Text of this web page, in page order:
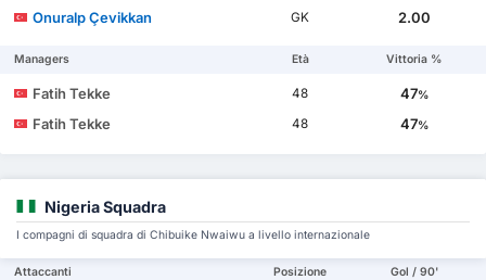
Onuralp Çevikkan
GK 2.00
Managers Età Vittoria %
Fatih Tekke 48 47%
Fatih Tekke 48 47%
Nigeria Squadra
I compagni di squadra di Chibuike Nwaiwu a livello internazionale
Attaccanti Posizione Gol / 90'